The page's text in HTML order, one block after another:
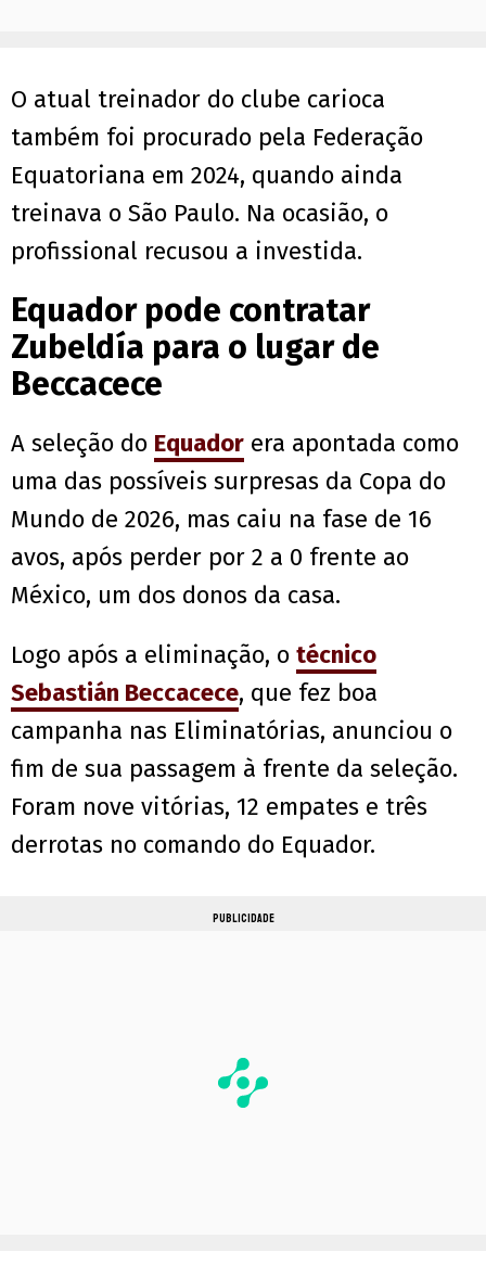
O atual treinador do clube carioca
também foi procurado pela Federação
Equatoriana em 2024, quando ainda
treinava o São Paulo. Na ocasião, o
profissional recusou a investida.
Equador pode contratar
Zubeldía para o lugar de
Beccacece
A seleção do Equador era apontada como
uma das possíveis surpresas da Copa do
Mundo de 2026, mas caiu na fase de 16
avos, após perder por 2 a 0 frente ao
México, um dos donos da casa.
Logo após a eliminação, o técnico
Sebastián Beccacece, que fez boa
campanha nas Eliminatórias, anunciou o
fim de sua passagem à frente da seleção.
Foram nove vitórias, 12 empates e três
derrotas no comando do Equador.
PUBLICIDADE